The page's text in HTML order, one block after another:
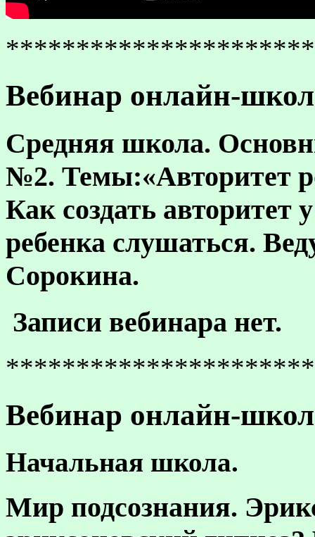
Вебинар онлайн-
Средняя школа.
№2. Темы:«Авторитет
Как создать авторитет
ребенка слушаться.
Сорокина.
Записи вебинара нет.
Вебинар онлайн-
Начальная школа.
Мир подсознания.